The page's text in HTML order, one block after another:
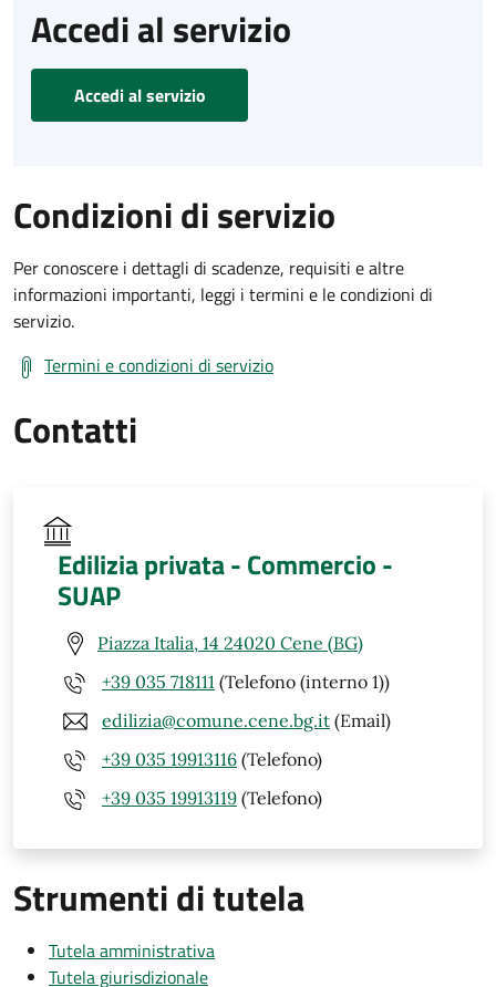
Accedi al servizio
Accedi al servizio
Condizioni di servizio
Per conoscere i dettagli di scadenze, requisiti e altre
informazioni importanti, leggi i termini e le condizioni di
servizio.
Termini e condizioni di servizio
Contatti
Edilizia privata - Commercio -
SUAP
Piazza Italia, 14 24020 Cene (BG)
+39 035 718111 (Telefono (interno 1))
edilizia@comune.cene.bg.it (Email)
+39 035 19913116 (Telefono)
+39 035 19913119 (Telefono)
Strumenti di tutela
Tutela amministrativa
Tutela giurisdizionale